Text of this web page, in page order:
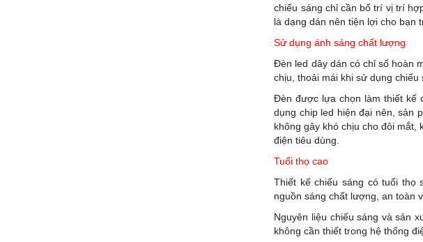
chiếu sáng chỉ cần bố trí vị trí
là dạng dán nên tiện lợi cho bạn
Sử dụng ánh sáng chất lượng
Đèn led dây dán có chỉ số hoàn
chịu, thoải mái khi sử dụng
Đèn được lựa chọn làm thiết kế
dụng chip led hiện đại nên, sản
không gây khó chịu cho đôi mắt,
điện tiêu dùng.
Tuổi thọ cao
Thiết kế chiếu sáng có tuổi thọ
nguồn sáng chất lượng, an toàn
Nguyên liệu chiếu sáng và sản
không cần thiết trong hệ thống